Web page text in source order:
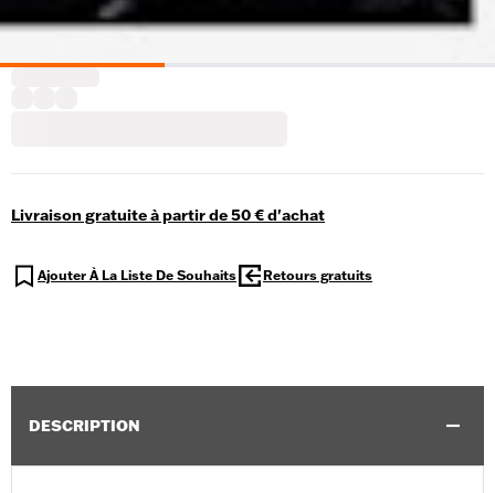
Livraison gratuite à partir de 50 € d'achat
Ajouter À La Liste De Souhaits Retours gratuits
DESCRIPTION